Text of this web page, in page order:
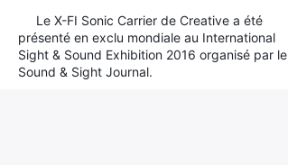
Le X-FI Sonic Carrier de Creative a été
présenté en exclu mondiale au International
Sight & Sound Exhibition 2016 organisé par le
Sound & Sight Journal.